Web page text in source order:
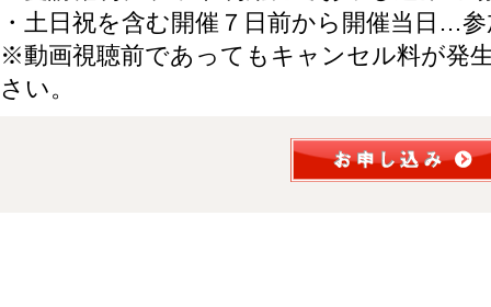
・土日祝を含む開催７日前から開催当日…
※動画視聴前であってもキャンセル料が発
さい。